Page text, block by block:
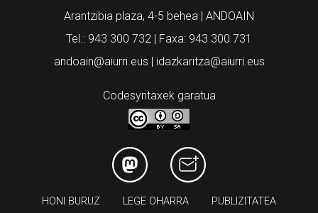
Arantzibia plaza, 4-5 behea | ANDOAIN
Tel.: 943 300 732 | Faxa: 943 300 731
andoain@aiurri.eus | idazkaritza@aiurri.eus
Codesyntaxek garatua
HONI BURUZ LEGE OHARRA PUBLIZITATEA